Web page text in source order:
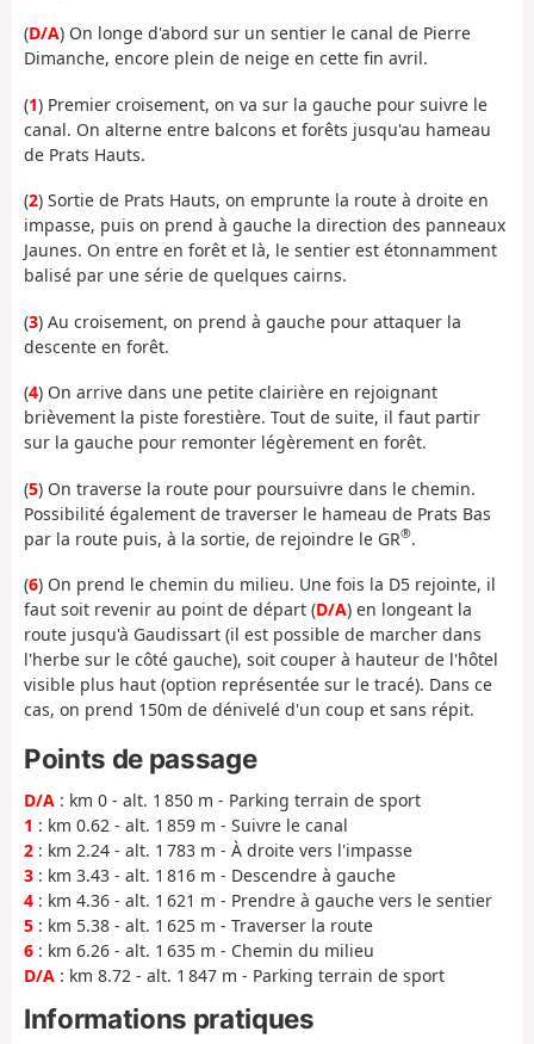
(D/A) On longe d'abord sur un sentier le canal de Pierre
Dimanche, encore plein de neige en cette fin avril.
(1) Premier croisement, on va sur la gauche pour suivre le
canal. On alterne entre balcons et forêts jusqu'au hameau
de Prats Hauts.
(2) Sortie de Prats Hauts, on emprunte la route à droite en
impasse, puis on prend à gauche la direction des panneaux
Jaunes. On entre en forêt et là, le sentier est étonnamment
balisé par une série de quelques cairns.
(3) Au croisement, on prend à gauche pour attaquer la
descente en forêt.
(4) On arrive dans une petite clairière en rejoignant
brièvement la piste forestière. Tout de suite, il faut partir
sur la gauche pour remonter légèrement en forêt.
(5) On traverse la route pour poursuivre dans le chemin.
Possibilité également de traverser le hameau de Prats Bas
par la route puis, à la sortie, de rejoindre le GR®.
(6) On prend le chemin du milieu. Une fois la D5 rejointe, il
faut soit revenir au point de départ (D/A) en longeant la
route jusqu'à Gaudissart (il est possible de marcher dans
l'herbe sur le côté gauche), soit couper à hauteur de l'hôtel
visible plus haut (option représentée sur le tracé). Dans ce
cas, on prend 150m de dénivelé d'un coup et sans répit.
Points de passage
D/A : km 0 - alt. 1 850 m - Parking terrain de sport
1 : km 0.62 - alt. 1 859 m - Suivre le canal
2 : km 2.24 - alt. 1 783 m - À droite vers l'impasse
3 : km 3.43 - alt. 1 816 m - Descendre à gauche
4 : km 4.36 - alt. 1 621 m - Prendre à gauche vers le sentier
5 : km 5.38 - alt. 1 625 m - Traverser la route
6 : km 6.26 - alt. 1 635 m - Chemin du milieu
D/A : km 8.72 - alt. 1 847 m - Parking terrain de sport
Informations pratiques